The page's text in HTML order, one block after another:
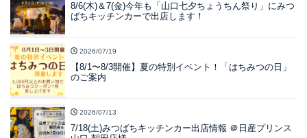
8/6(木)＆7(金)今年も「山口七夕ちょうちん祭り」にみつ
ばちキッチンカーで出店します！
2026/07/19
【8/1〜8/3開催】夏の特別イベント！「はちみつの日」
のご案内
2026/07/13
7/18(土)みつばちキッチンカー出店情報 ＠日産プリンス